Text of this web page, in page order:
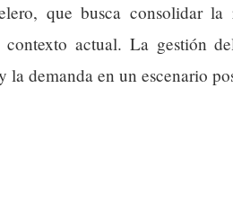
que busca consolidar la
contexto actual. La gestión
la demanda en un escenario